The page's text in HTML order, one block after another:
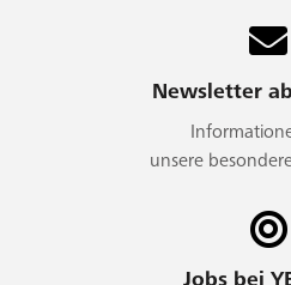
Newsletter
unsere
Jobs bei